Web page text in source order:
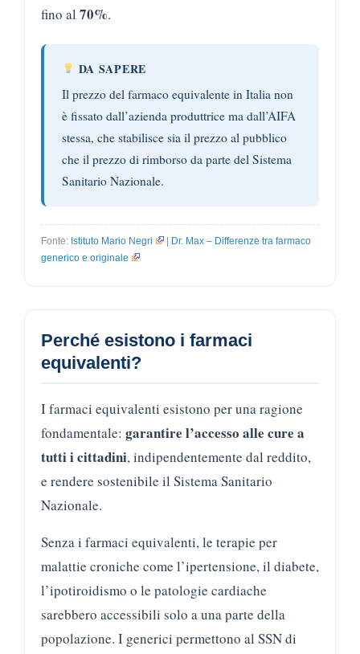
fino al 70%.
DA SAPERE
Il prezzo del farmaco equivalente in Italia non
è fissato dall’azienda produttrice ma dall’AIFA
stessa, che stabilisce sia il prezzo al pubblico
che il prezzo di rimborso da parte del Sistema
Sanitario Nazionale.
Fonte: Istituto Mario Negri | Dr. Max – Differenze tra farmaco
generico e originale
Perché esistono i farmaci
equivalenti?
I farmaci equivalenti esistono per una ragione
fondamentale: garantire l’accesso alle cure a
tutti i cittadini, indipendentemente dal reddito,
e rendere sostenibile il Sistema Sanitario
Nazionale.
Senza i farmaci equivalenti, le terapie per
malattie croniche come l’ipertensione, il diabete,
l’ipotiroidismo o le patologie cardiache
sarebbero accessibili solo a una parte della
popolazione. I generici permettono al SSN di